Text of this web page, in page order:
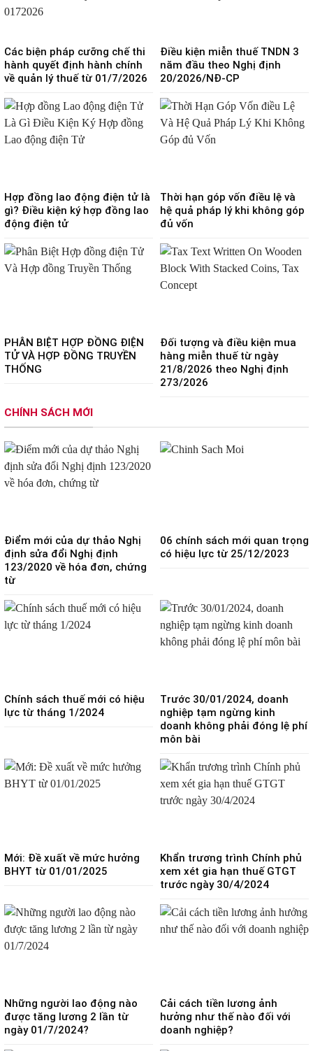
Các biện pháp cưỡng chế thi
hành quyết định hành chính
về quản lý thuế từ 01/7/2026
Điều kiện miễn thuế TNDN 3
năm đầu theo Nghị định
20/2026/NĐ-CP
Hợp đồng lao động điện tử là
gì? Điều kiện ký hợp đồng lao
động điện tử
Thời hạn góp vốn điều lệ và
hệ quả pháp lý khi không góp
đủ vốn
PHÂN BIỆT HỢP ĐỒNG ĐIỆN
TỬ VÀ HỢP ĐỒNG TRUYỀN
THỐNG
Đối tượng và điều kiện mua
hàng miễn thuế từ ngày
21/8/2026 theo Nghị định
273/2026
CHÍNH SÁCH MỚI
Điểm mới của dự thảo Nghị
định sửa đổi Nghị định
123/2020 về hóa đơn, chứng
từ
06 chính sách mới quan trọng
có hiệu lực từ 25/12/2023
Chính sách thuế mới có hiệu
lực từ tháng 1/2024
Trước 30/01/2024, doanh
nghiệp tạm ngừng kinh
doanh không phải đóng lệ phí
môn bài
Mới: Đề xuất về mức hưởng
BHYT từ 01/01/2025
Khẩn trương trình Chính phủ
xem xét gia hạn thuế GTGT
trước ngày 30/4/2024
Những người lao động nào
được tăng lương 2 lần từ
ngày 01/7/2024?
Cải cách tiền lương ảnh
hưởng như thế nào đối với
doanh nghiệp?